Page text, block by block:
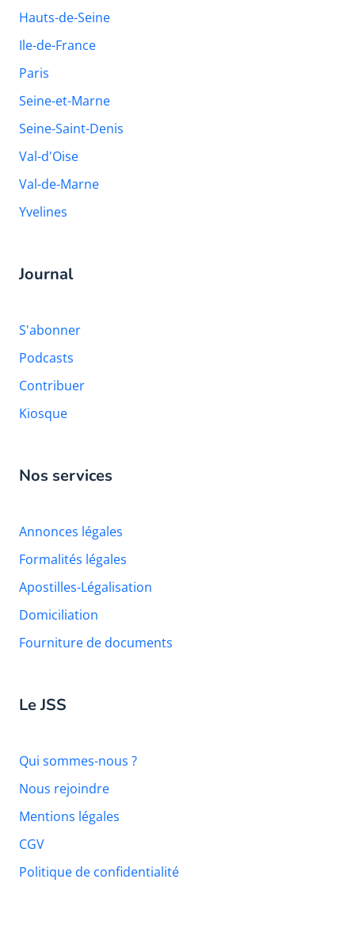
Hauts-de-Seine
Ile-de-France
Paris
Seine-et-Marne
Seine-Saint-Denis
Val-d'Oise
Val-de-Marne
Yvelines
Journal
S'abonner
Podcasts
Contribuer
Kiosque
Nos services
Annonces légales
Formalités légales
Apostilles-Légalisation
Domiciliation
Fourniture de documents
Le JSS
Qui sommes-nous ?
Nous rejoindre
Mentions légales
CGV
Politique de confidentialité